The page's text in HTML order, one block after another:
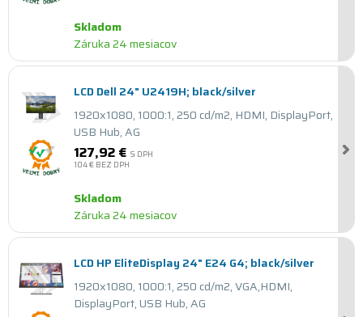
Skladom
Záruka 24 mesiacov
LCD Dell 24" U2419H; black/silver
1920x1080, 1000:1, 250 cd/m2, HDMI, DisplayPort,
USB Hub, AG
127,92 € S DPH
104 € BEZ DPH
Skladom
Záruka 24 mesiacov
LCD HP EliteDisplay 24" E24 G4; black/silver
1920x1080, 1000:1, 250 cd/m2, VGA,HDMI,
DisplayPort, USB Hub, AG